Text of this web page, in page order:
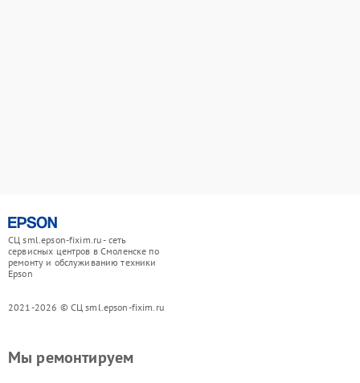
СЦ sml.epson-fixim.ru - сеть
сервисных центров в Смоленске по
ремонту и обслуживанию техники
Epson
2021-2026 © СЦ sml.epson-fixim.ru
Мы ремонтируем